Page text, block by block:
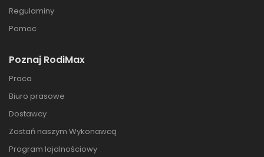
Regulaminy
Pomoc
Poznaj RodiMax
Praca
Biuro prasowe
Dostawcy
Zostań naszym Wykonawcą
Program lojalnościowy